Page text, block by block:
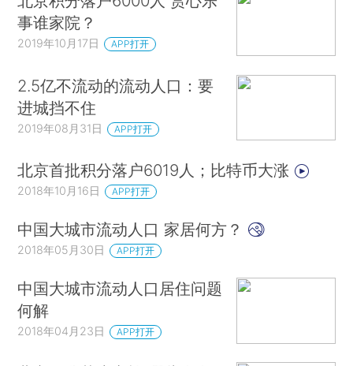
事谁家院？
2019年10月17日 APP打开
2.5亿不流动的流动人口：要
进城挡不住
2019年08月31日 APP打开
北京首批积分落户6019人；比特币大涨
2018年10月16日 APP打开
中国大城市流动人口 家居何方？
2018年05月30日 APP打开
中国大城市流动人口居住问题
何解
2018年04月23日 APP打开